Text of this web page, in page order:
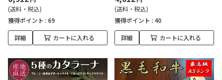
(送料・税込)
獲得ポイント : 69
詳細 カートに入れる
(送料・税込)
獲得ポイント : 40
詳細 カートに入れる